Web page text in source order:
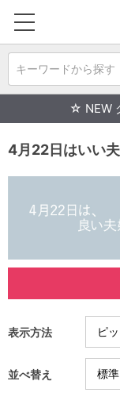
キーワードから探す
☆ NEW
4月22日はいい
表示方法
並べ替え